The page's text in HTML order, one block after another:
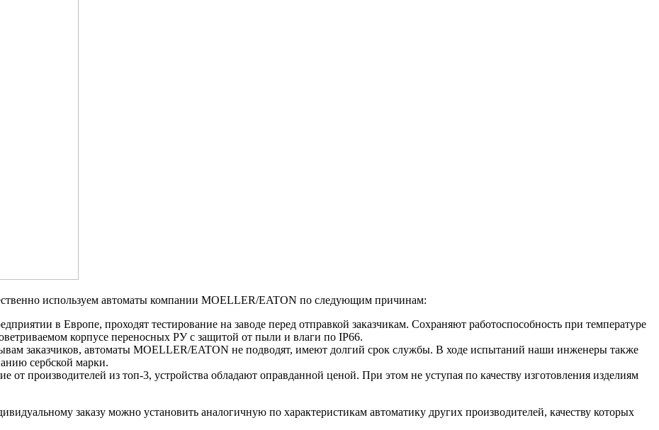
используем автоматы компании MOELLER/EATON по следующим причинам:
в Европе, проходят тестирование на заводе перед отправкой заказчикам. Сохраняют работоспособность при температуре
корпусе переносных РУ с защитой от пыли и влаги по IP66.
заказчиков, автоматы MOELLER/EATON не подводят, имеют долгий срок службы. В ходе испытаний наши инженеры также
сербской марки.
производителей из топ-3, устройства обладают оправданной ценой. При этом не уступая по качеству изготовления изделиям
заказу можно установить аналогичную по характеристикам автоматику других производителей, качеству которых